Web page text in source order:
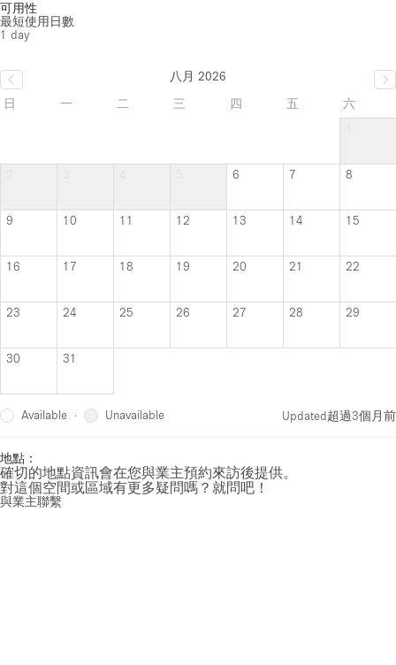
可用性
最短使用日數
1 day
八月 2026
日
一 二 三 四 五
六
6 7 8
9 10 11 12 13 14 15
16 17 18 19 20 21 22
23 24 25 26 27 28 29
30 31
Available · Unavailable Updated超過3個月前
地點：
確切的地點資訊會在您與業主預約來訪後提供。
對這個空間或區域有更多疑問嗎？就問吧！
與業主聯繫